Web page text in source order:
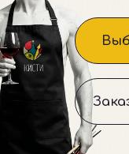
Мы превратили
в светское
школьной парты
бокал